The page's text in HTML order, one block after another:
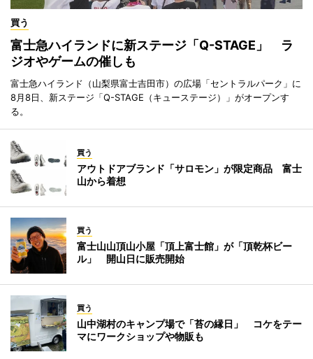
買う
富士急ハイランドに新ステージ「Q-STAGE」 ラ
ジオやゲームの催しも
富士急ハイランド（山梨県富士吉田市）の広場「セントラルパーク」に
8月8日、新ステージ「Q-STAGE（キューステージ）」がオープンす
る。
買う
アウトドアブランド「サロモン」が限定商品 富士
山から着想
買う
富士山山頂山小屋「頂上富士館」が「頂乾杯ビー
ル」 開山日に販売開始
買う
山中湖村のキャンプ場で「苔の縁日」 コケをテー
マにワークショップや物販も